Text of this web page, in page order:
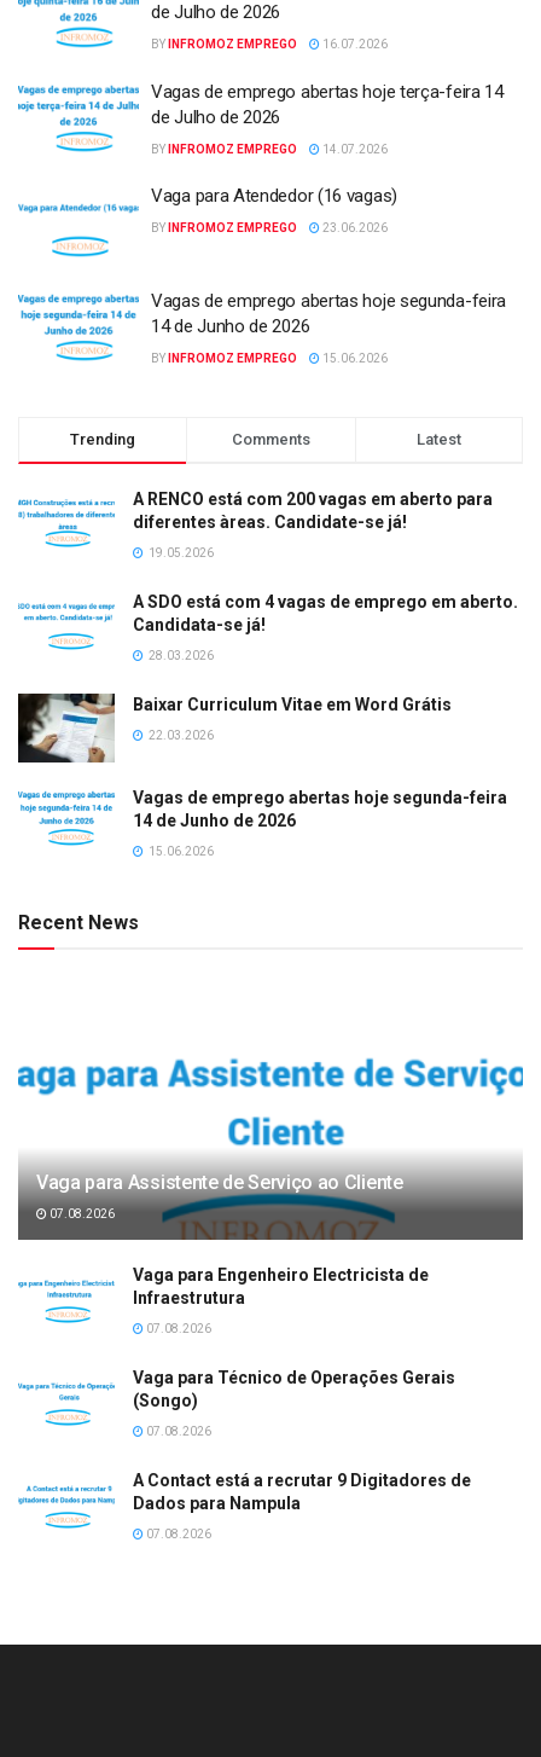
de Julho de 2026
BY INFROMOZ EMPREGO 16.07.2026
Vagas de emprego abertas hoje terça-feira 14
de Julho de 2026
BY INFROMOZ EMPREGO 14.07.2026
Vaga para Atendedor (16 vagas)
BY INFROMOZ EMPREGO 23.06.2026
Vagas de emprego abertas hoje segunda-feira
14 de Junho de 2026
BY INFROMOZ EMPREGO 15.06.2026
Trending Comments Latest
A RENCO está com 200 vagas em aberto para
diferentes àreas. Candidate-se já!
19.05.2026
A SDO está com 4 vagas de emprego em aberto.
Candidata-se já!
28.03.2026
Baixar Curriculum Vitae em Word Grátis
22.03.2026
Vagas de emprego abertas hoje segunda-feira
14 de Junho de 2026
15.06.2026
Recent News
Vaga para Assistente de Serviço ao Cliente
07.08.2026
Vaga para Engenheiro Electricista de
Infraestrutura
07.08.2026
Vaga para Técnico de Operações Gerais
(Songo)
07.08.2026
A Contact está a recrutar 9 Digitadores de
Dados para Nampula
07.08.2026